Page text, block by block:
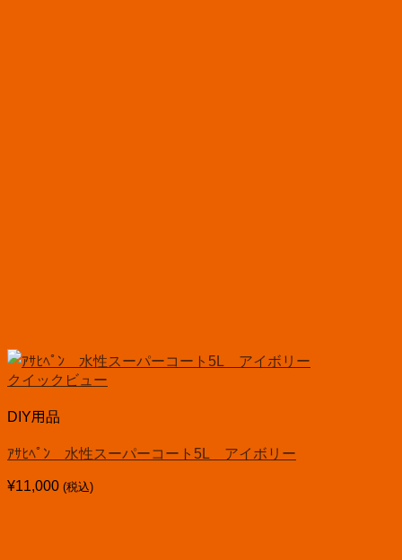
クイックビュー
DIY用品
ｱｻﾋﾍﾟﾝ 水性スーパーコート5L アイボリー
¥11,000 (税込)